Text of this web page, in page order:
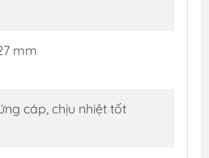
mm
cáp, chịu nhiệt tốt